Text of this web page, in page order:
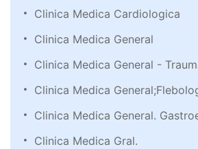
Clinica Medica Cardiologica
Clinica Medica General
Clinica Medica General -
Clinica Medica
Clinica Medica General.
Clinica Medica Gral.